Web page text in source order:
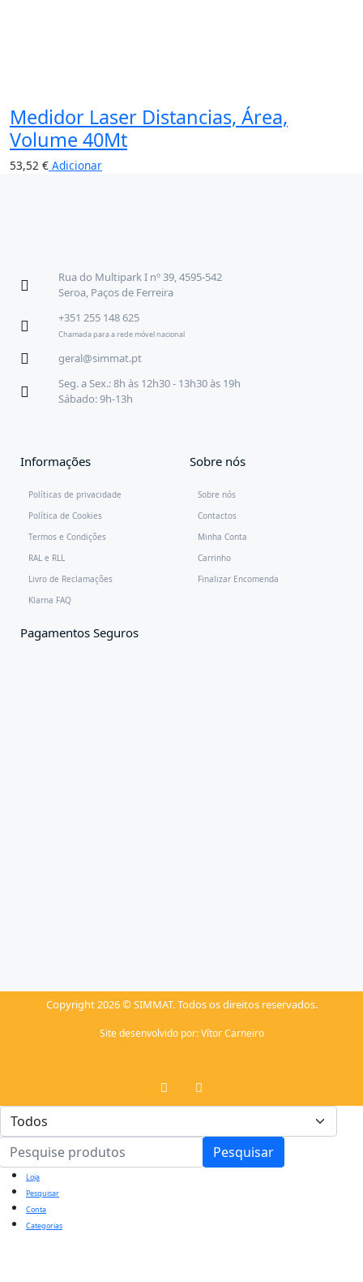
Medidor Laser Distancias, Área,
Volume 40Mt
53,52 € Adicionar
Rua do Multipark I nº 39, 4595-542
Seroa, Paços de Ferreira
+351 255 148 625
Chamada para a rede móvel nacional
geral@simmat.pt
Seg. a Sex.: 8h às 12h30 - 13h30 às 19h
Sábado: 9h-13h
Informações
Políticas de privacidade
Política de Cookies
Termos e Condições
RAL e RLL
Livro de Reclamações
Klarna FAQ
Sobre nós
Sobre nós
Contactos
Minha Conta
Carrinho
Finalizar Encomenda
Pagamentos Seguros
Copyright 2026 © SIMMAT. Todos os direitos reservados.
Site desenvolvido por: Vítor Carneiro
Pesquisar
Loja
Pesquisar
Conta
Categorias